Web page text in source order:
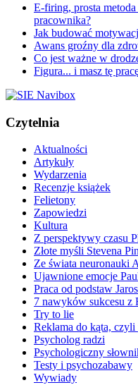
E-firing, prosta
pracownika?
Jak budować
Awans groźny dla
Co jest ważne w
Figura... i masz tę
Czytelnia
Aktualności
Artykuły
Wydarzenia
Recenzje książek
Felietony
Zapowiedzi
Kultura
Z perspektywy czasu
Złote myśli Stevena
Ze świata neuronauki
Ujawnione emocje
Praca od podstaw
7 nawyków sukcesu z
Try to lie
Reklama do kąta,
Psycholog radzi
Psychologiczny
Testy i psychozabawy
Wywiady